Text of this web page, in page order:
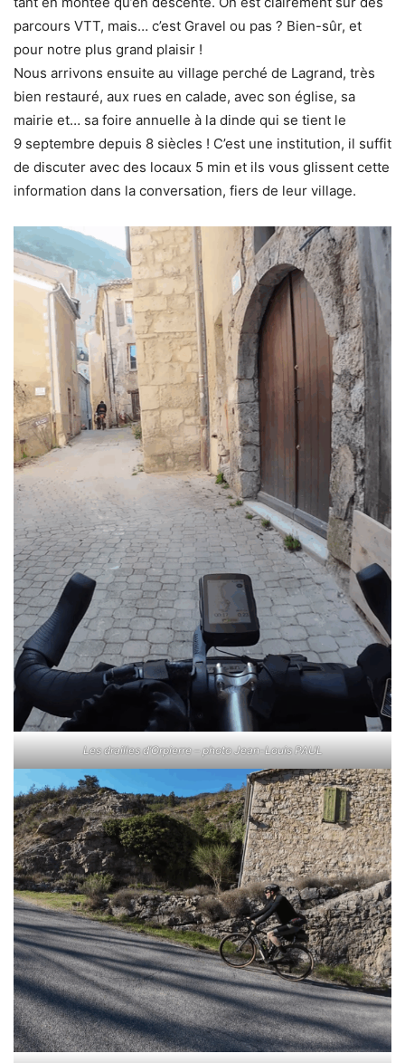
parcours VTT, mais… c’est Gravel ou pas ? Bien-sûr, et
pour notre plus grand plaisir !
Nous arrivons ensuite au village perché de Lagrand, très
bien restauré, aux rues en calade, avec son église, sa
mairie et… sa foire annuelle à la dinde qui se tient le
9 septembre depuis 8 siècles ! C’est une institution, il suffit
de discuter avec des locaux 5 min et ils vous glissent cette
information dans la conversation, fiers de leur village.
Les drailles d’Orpierre – photo Jean-Louis PAUL